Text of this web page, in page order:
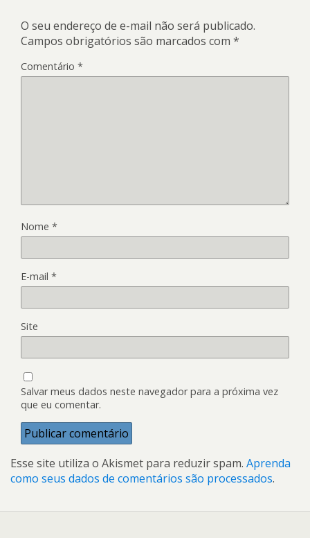
O seu endereço de e-mail não será publicado.
Campos obrigatórios são marcados com *
Comentário *
Nome *
E-mail *
Site
Salvar meus dados neste navegador para a próxima vez
que eu comentar.
Esse site utiliza o Akismet para reduzir spam. Aprenda
como seus dados de comentários são processados.